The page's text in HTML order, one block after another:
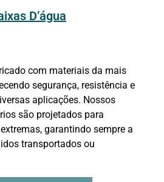
D’água
com materiais da mais
segurança, resistência e
aplicações. Nossos
são projetados para
garantindo sempre a
transportados ou